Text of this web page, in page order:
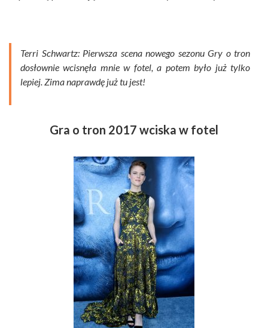
Terri Schwartz: Pierwsza scena nowego sezonu Gry o tron
dosłownie wcisnęła mnie w fotel, a potem było już tylko
lepiej. Zima naprawdę już tu jest!
Gra o tron 2017 wciska w fotel